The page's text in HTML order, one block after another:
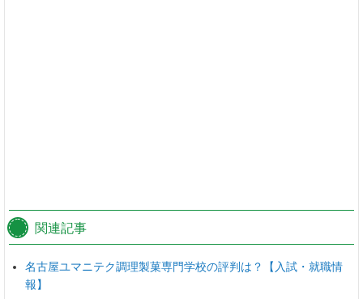
関連記事
名古屋ユマニテク調理製菓専門学校の評判は？【入試・就職情
報】